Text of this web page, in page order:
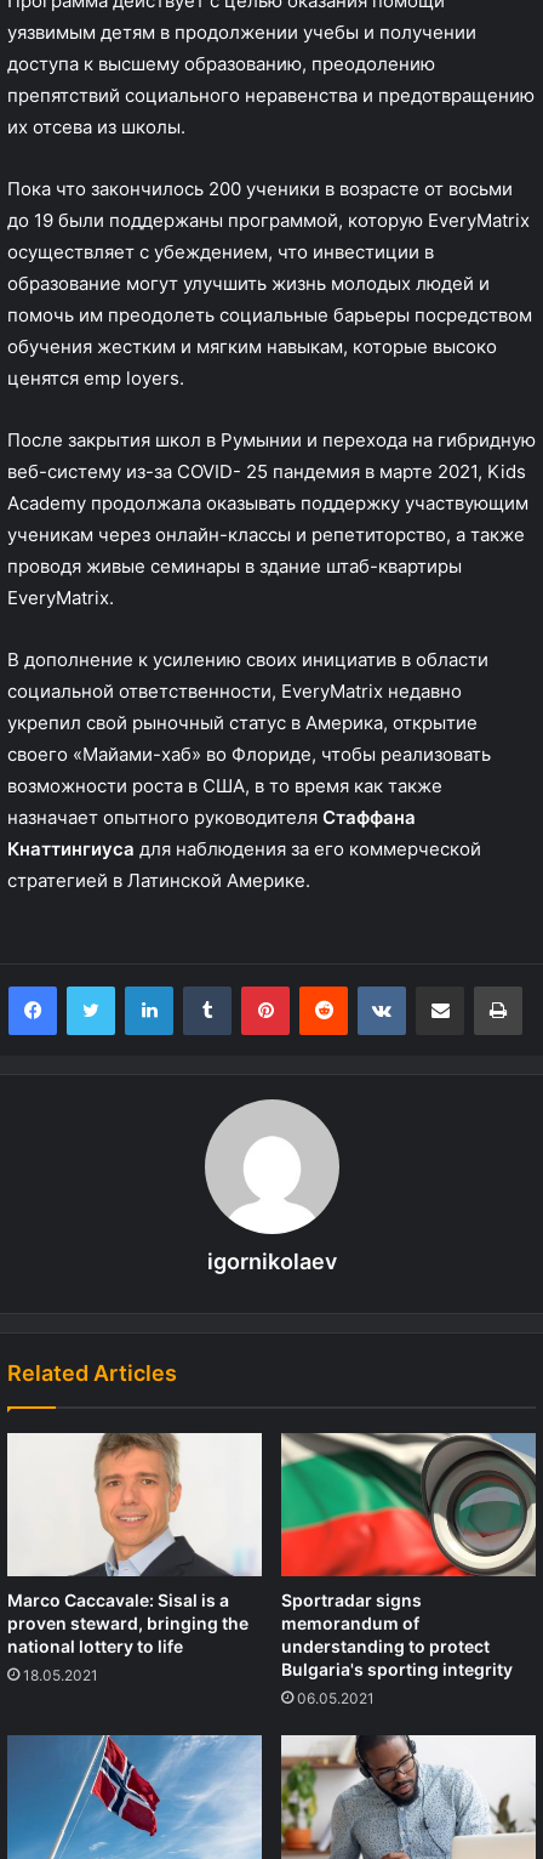
уязвимым детям в продолжении учебы и получении
доступа к высшему образованию, преодолению
препятствий социального неравенства и предотвращению
их отсева из школы.
Пока что закончилось 200 ученики в возрасте от восьми
до 19 были поддержаны программой, которую EveryMatrix
осуществляет с убеждением, что инвестиции в
образование могут улучшить жизнь молодых людей и
помочь им преодолеть социальные барьеры посредством
обучения жестким и мягким навыкам, которые высоко
ценятся emp loyers.
После закрытия школ в Румынии и перехода на гибридную
веб-систему из-за COVID- 25 пандемия в марте 2021, Kids
Academy продолжала оказывать поддержку участвующим
ученикам через онлайн-классы и репетиторство, а также
проводя живые семинары в здание штаб-квартиры
EveryMatrix.
В дополнение к усилению своих инициатив в области
социальной ответственности, EveryMatrix недавно
укрепил свой рыночный статус в Америка, открытие
своего «Майами-хаб» во Флориде, чтобы реализовать
возможности роста в США, в то время как также
назначает опытного руководителя Стаффана
Кнаттингиуса для наблюдения за его коммерческой
стратегией в Латинской Америке.
igornikolaev
Related Articles
Marco Caccavale: Sisal is a
proven steward, bringing the
national lottery to life
18.05.2021
Sportradar signs
memorandum of
understanding to protect
Bulgaria's sporting integrity
06.05.2021